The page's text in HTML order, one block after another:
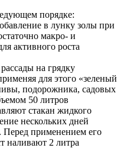
порядке:
в лунку золы при
макро- и
активного роста
на грядку
для этого «зеленый
подорожника, садовых
50 литров
стакан жидкого
нескольких дней
Перед применением его
наливают 2 литра